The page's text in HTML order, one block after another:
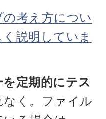
考え方につい
説明していま
定期的にテス
く。ファイル